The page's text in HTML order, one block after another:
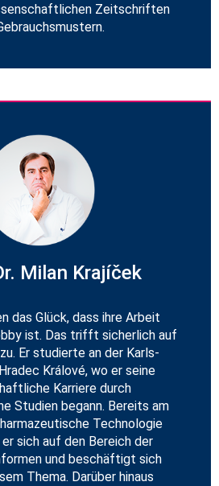
Zeitschriften
Milan Krajíček
das Glück, dass ihre Arbeit
ist. Das trifft sicherlich auf
Er studierte an der Karls-
Králové, wo er seine
Karriere durch
Studien begann. Bereits am
Technologie
sich auf den Bereich der
und beschäftigt sich
Thema. Darüber hinaus